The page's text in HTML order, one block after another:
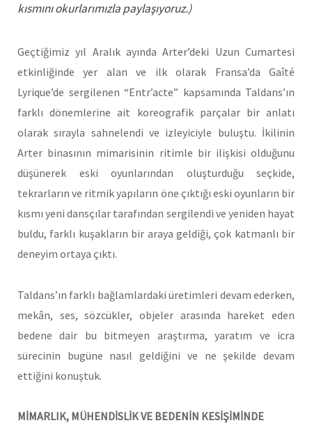
kısmını okurlarımızla paylaşıyoruz.)
Geçtiğimiz yıl Aralık ayında Arter’deki Uzun Cumartesi
etkinliğinde yer alan ve ilk olarak Fransa’da Gaîté
Lyrique’de sergilenen “Entr’acte” kapsamında Taldans’ın
farklı dönemlerine ait koreografik parçalar bir anlatı
olarak sırayla sahnelendi ve izleyiciyle buluştu. İkilinin
Arter binasının mimarisinin ritimle bir ilişkisi olduğunu
düşünerek eski oyunlarından oluşturduğu seçkide,
tekrarların ve ritmik yapıların öne çıktığı eski oyunların bir
kısmı yeni dansçılar tarafından sergilendi ve yeniden hayat
buldu, farklı kuşakların bir araya geldiği, çok katmanlı bir
deneyim ortaya çıktı.
Taldans’ın farklı bağlamlardaki üretimleri devam ederken,
mekân, ses, sözcükler, objeler arasında hareket eden
bedene dair bu bitmeyen araştırma, yaratım ve icra
sürecinin bugüne nasıl geldiğini ve ne şekilde devam
ettiğini konuştuk.
MİMARLIK, MÜHENDİSLİK VE BEDENİN KESİŞİMİNDE